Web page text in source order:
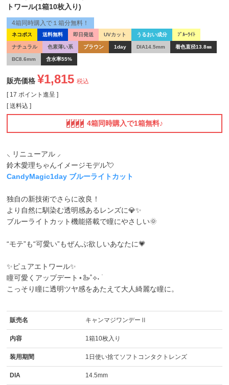
トワール(1箱10枚入り)
ネコポス 送料無料 即日発送 UVカット うるおい成分 ﾌﾞﾙｰﾗｲﾄ
ナチュラル 色素薄い系 ブラウン 1day DIA14.5mm 着色直径13.8㎜
BC8.6mm 含水率55%
4箱同時購入で１箱分無料！
販売価格 ¥1,815 税込
[ 17 ポイント進呈 ]
送料込
4箱同時購入で1箱無料♪
⸜ リニューアル ⸝
鈴木愛理ちゃんイメージモデル💘
CandyMagic1day ブルーライトカット
独自の新技術でさらに改良！
より自然に馴染む透明感あるレンズに💎✨
ブルーライトカット機能搭載で瞳にやさしい🌞
“モテ”も“可愛い”もぜんぶ欲しいあなたに💗
✨ピュアエトワール✨
瞳可愛くアップデート⋆🦢˚⟡˖ ࣪
こっそり瞳に透明ツヤ感をあたえて大人綺麗な瞳に。
販売名 キャンマジワンデーⅡ
内容 1箱10枚入り
装用期間 1日使い捨てソフトコンタクトレンズ
DIA 14.5mm